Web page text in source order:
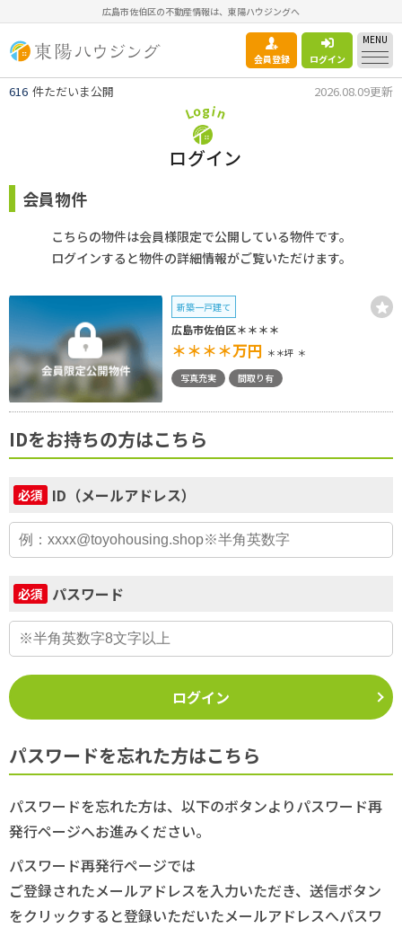
広島市佐伯区の不動産情報は、東陽ハウジングへ
会員登録 ログイン
MENU
616 件ただいま公開 2026.08.09更新
Login
ログイン
会員物件
こちらの物件は会員様限定で公開している物件です。
ログインすると物件の詳細情報がご覧いただけます。
新築一戸建て
広島市佐伯区＊＊＊＊
＊＊＊＊万円 ＊＊坪 ＊
写真充実
間取り有
IDをお持ちの方はこちら
必須 ID（メールアドレス）
必須 パスワード
ログイン
パスワードを忘れた方はこちら
パスワードを忘れた方は、以下のボタンよりパスワード再
発行ページへお進みください。
パスワード再発行ページでは
ご登録されたメールアドレスを入力いただき、送信ボタン
をクリックすると登録いただいたメールアドレスへパスワ